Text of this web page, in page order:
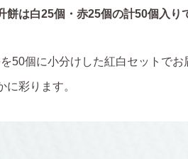
餅は白25個・赤25個の計50個入り
50個に小分けした紅白セットで
に彩ります。